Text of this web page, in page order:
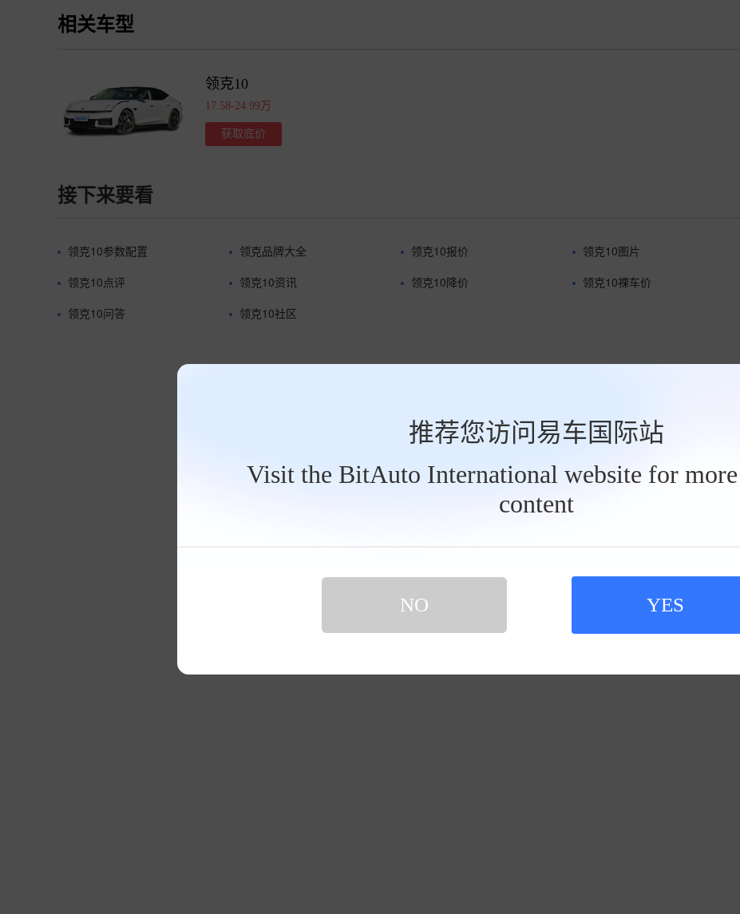
推荐您访问易车国际站
Visit the BitAuto International website for
content
NO YES
相关车型
领克10
17.58-24.99万
获取底价
接下来要看
领克10参数配置 领克品牌大全 领克10报价
领克10图片
领克10点评
领克10资讯 领克10降价
领克10裸车价
领克10问答
领克10社区